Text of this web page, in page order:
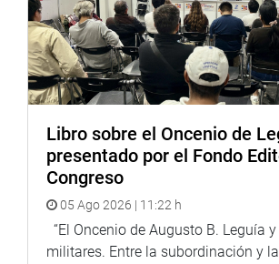
Libro sobre el Oncenio de
presentado por el Fondo
Congreso
05 Ago 2026 | 11:22 h
“El Oncenio de Augusto B. Leguía
militares. Entre la subordinación y la